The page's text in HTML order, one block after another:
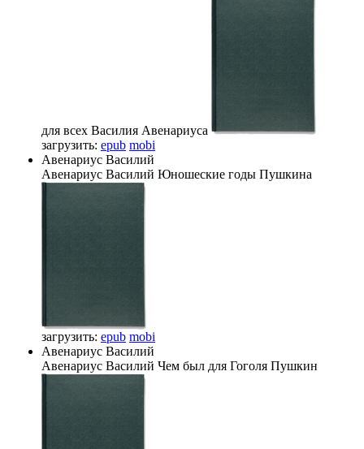
для всех Василия Авенариуса
загрузить: epub mobi
Авенариус Василий
Авенариус Василий Юношеские годы Пушкина
загрузить: epub mobi
Авенариус Василий
Авенариус Василий Чем был для Гоголя Пушкин